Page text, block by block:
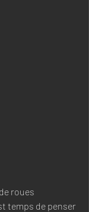
roues
temps de penser